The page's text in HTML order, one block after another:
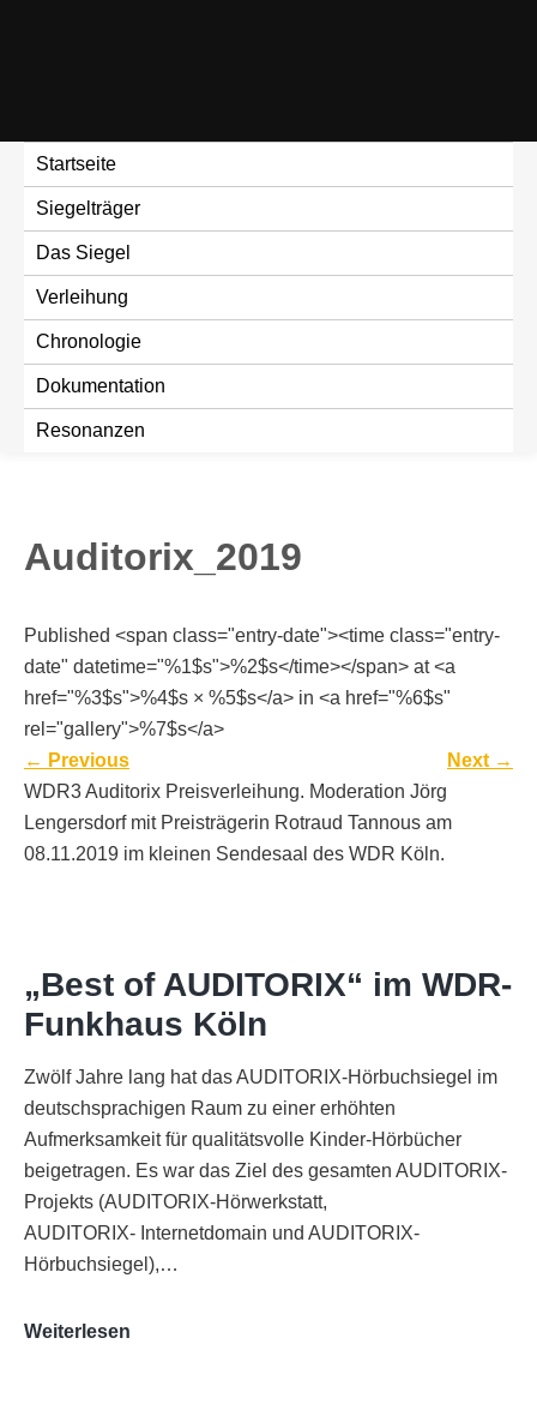
Startseite
Siegelträger
Das Siegel
Verleihung
Chronologie
Dokumentation
Resonanzen
Auditorix_2019
Published <span class="entry-date"><time class="entry-
date" datetime="%1$s">%2$s</time></span> at <a
href="%3$s">%4$s × %5$s</a> in <a href="%6$s"
rel="gallery">%7$s</a>
← Previous Next →
WDR3 Auditorix Preisverleihung. Moderation Jörg
Lengersdorf mit Preisträgerin Rotraud Tannous am
08.11.2019 im kleinen Sendesaal des WDR Köln.
„Best of AUDITORIX“ im WDR-
Funkhaus Köln
Zwölf Jahre lang hat das AUDITORIX-Hörbuchsiegel im
deutschsprachigen Raum zu einer erhöhten
Aufmerksamkeit für qualitätsvolle Kinder-Hörbücher
beigetragen. Es war das Ziel des gesamten AUDITORIX-
Projekts (AUDITORIX-Hörwerkstatt,
AUDITORIX- Internetdomain und AUDITORIX-
Hörbuchsiegel),…
Weiterlesen